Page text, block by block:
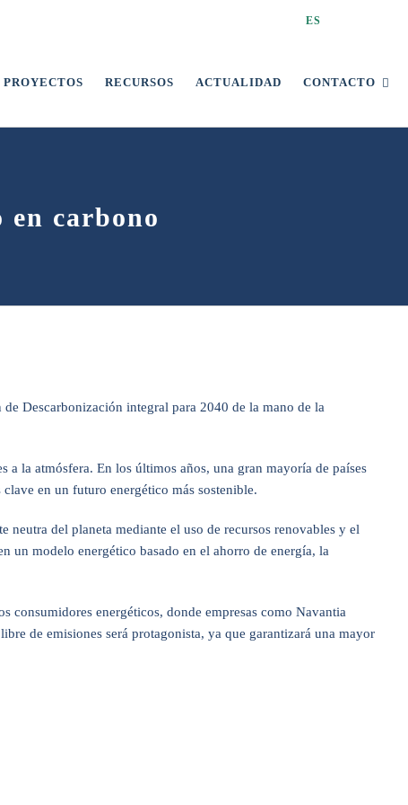
ES
PROYECTOS RECURSOS ACTUALIDAD CONTACTO
carbono
Descarbonización integral para 2040 de la mano de la
a la atmósfera. En los últimos años, una gran mayoría de países
en un futuro energético más sostenible.
del planeta mediante el uso de recursos renovables y el
un modelo energético basado en el ahorro de energía, la
consumidores energéticos, donde empresas como Navantia
de emisiones será protagonista, ya que garantizará una mayor